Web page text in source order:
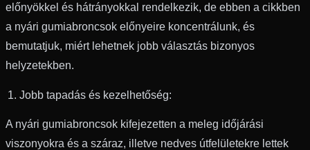
előnyökkel és hátrányokkal rendelkezik, de ebben a cikkben
a nyári gumiabroncsok előnyeire koncentrálunk, és
bemutatjuk, miért lehetnek jobb választás bizonyos
helyzetekben.
Jobb tapadás és kezelhetőség:
A nyári gumiabroncsok kifejezetten a meleg időjárási
viszonyokra és a száraz, illetve nedves útfelületekre lettek